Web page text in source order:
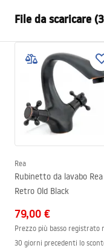
Metodo di installazione
Colore
Tipo di bocca
Materiale
Gamma beccuccio
Altezza
Diametro di connessione
File da scaricare
Istruzioni di
Faucet.pdf
Certificato
Condizioni di
Rea
Rubinetto da lavabo Rea
Retro Old Black
79,00 €
Prezzo più basso registrato
30 giorni precedenti lo